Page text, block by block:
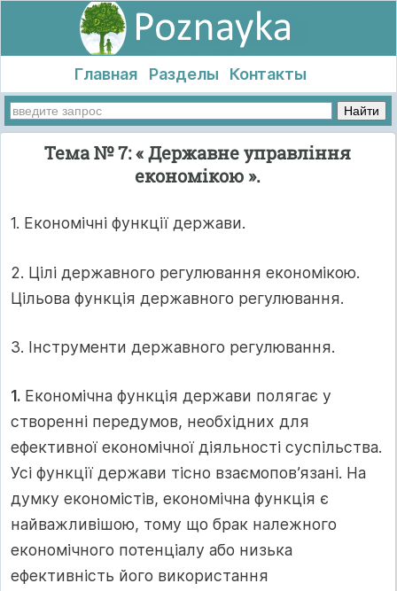
Главная Разделы Контакты
Тема № 7: « Державне управління
економікою ».
1. Економічні функції держави.
2. Цілі державного регулювання економікою.
Цільова функція державного регулювання.
3. Інструменти державного регулювання.
1. Економічна функція держави полягає у
створенні передумов, необхідних для
ефективної економічної діяльності суспільства.
Усі функції держави тісно взаємопов’язані. На
думку економістів, економічна функція є
найважливішою, тому що брак належного
економічного потенціалу або низька
ефективність його використання